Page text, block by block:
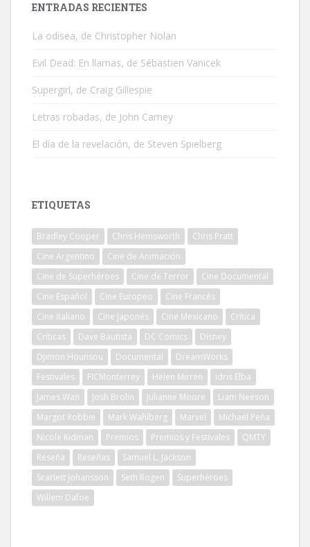
ENTRADAS RECIENTES
La odisea, de Christopher Nolan
Evil Dead: En llamas, de Sébastien Vanicek
Supergirl, de Craig Gillespie
Letras robadas, de John Carney
El día de la revelación, de Steven Spielberg
ETIQUETAS
Bradley Cooper Chris Hemsworth
Chris Pratt
Cine Argentino
Cine de Animación
Cine de Superhéroes
Cine de Terror
Cine Documental
Cine Español
Cine Europeo
Cine Francés
Cine Italiano
Cine Japonés Cine Mexicano
Crítica
Críticas
Dave Bautista DC Comics
Disney
Djimon Hounsou
Documental
DreamWorks
Festivales
FICMonterrey Helen Mirren
Idris Elba
James Wan
Josh Brolin Julianne Moore
Liam Neeson
Margot Robbie
Mark Wahlberg Marvel
Michael Peña
Nicole Kidman
Premios Premios y Festivales
QMTY
Reseña
Reseñas
Samuel L. Jackson
Scarlett Johansson
Seth Rogen
Superhéroes
Willem Dafoe